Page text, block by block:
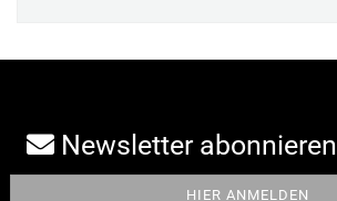
Newsletter abonnieren